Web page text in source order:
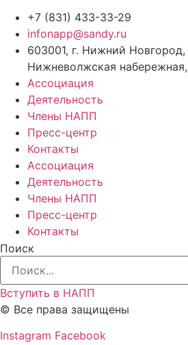
+7 (831) 433-33-29
infonapp@sandy.ru
603001, г. Нижний Новгород,
Нижневолжская
Ассоциация
Деятельность
Члены НАПП
Пресс-центр
Контакты
Ассоциация
Деятельность
Члены НАПП
Пресс-центр
Контакты
Поиск
Вступить в НАПП
© Все права защищены
Instagram Facebook